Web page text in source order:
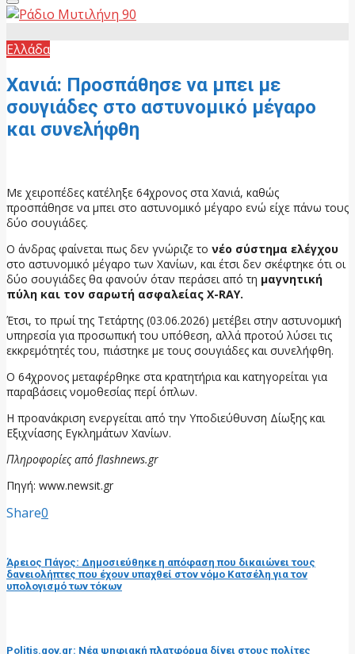
Primary
Menu
Ελλάδα
Χανιά: Προσπάθησε να μπει με
σουγιάδες στο αστυνομικό μέγαρο
και συνελήφθη
Με χειροπέδες κατέληξε 64χρονος στα Χανιά, καθώς
προσπάθησε να μπει στο αστυνομικό μέγαρο ενώ είχε πάνω τους
δύο σουγιάδες.
Ο άνδρας φαίνεται πως δεν γνώριζε το νέο σύστημα ελέγχου
στο αστυνομικό μέγαρο των Χανίων, και έτσι δεν σκέφτηκε ότι οι
δύο σουγιάδες θα φανούν όταν περάσειαπό τη μαγνητική
πύλη και τον σαρωτή ασφαλείας X-RAY.
Έτσι, το πρωί της Τετάρτης (03.06.2026) μετέβει στην αστυνομική
υπηρεσία για προσωπική του υπόθεση, αλλά προτού λύσει τις
εκκρεμότητές του, πιάστηκε με τους σουγιάδες και συνελήφθη.
Ο 64χρονος μεταφέρθηκε στα κρατητήρια και κατηγορείται για
παραβάσεις νομοθεσίας περί όπλων.
Η προανάκριση ενεργείται από την Υποδιεύθυνση Δίωξης και
Εξιχνίασης Εγκλημάτων Χανίων.
Πληροφορίες από flashnews.gr
Πηγή: www.newsit.gr
Share0
Άρειος Πάγος: Δημοσιεύθηκε η απόφαση που δικαιώνει τους
δανειολήπτες που έχουν υπαχθεί στον νόμο Κατσέλη για τον
υπολογισμό των τόκων
Politis.gov.gr: Νέα ψηφιακή πλατφόρμα δίνει στους πολίτες